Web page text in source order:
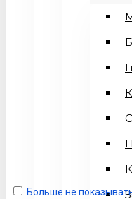
Больше не